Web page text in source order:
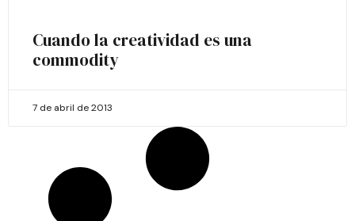
Cuando la creatividad es una
commodity
7 de abril de 2013